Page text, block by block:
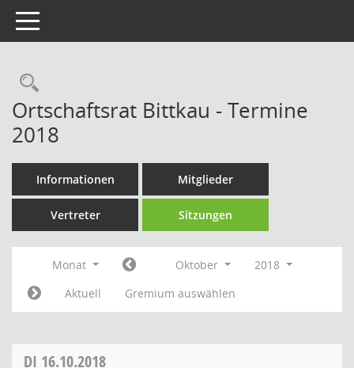
Toggle navigation
Rechercheauswahl
Ortschaftsrat Bittkau - Termine
2018
Informationen Mitglieder
Vertreter Sitzungen
Monat Oktober
2018
Aktuell
Gremium auswählen
DI 16.10.2018